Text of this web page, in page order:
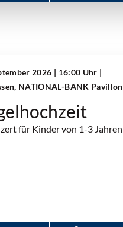
2026 | 16:00 Uhr |
NATIONAL-BANK Pavillon
für Kinder von 1-3 Jahren